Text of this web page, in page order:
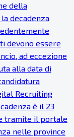
della
decadenza
devono essere
ad eccezione
alla data di
Recruiting
è il 23
tramite il portale
nelle province